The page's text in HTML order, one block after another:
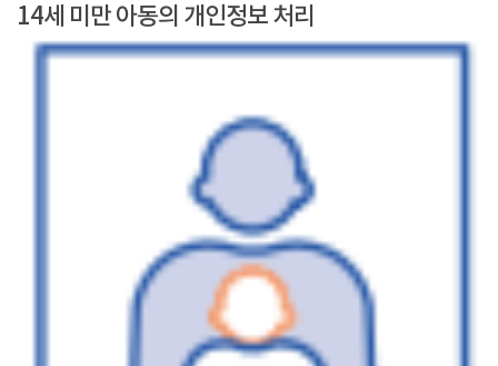
14세 미만 아동의 개인정보 처리